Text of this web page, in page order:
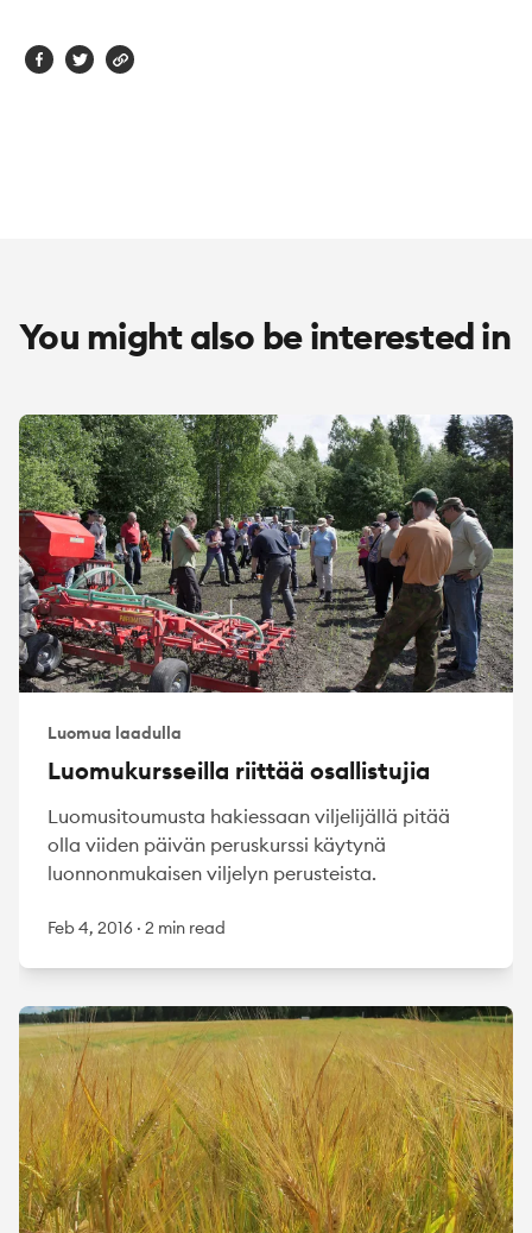
You might also be interested in
Luomua laadulla
Luomukursseilla riittää osallistujia
Luomusitoumusta hakiessaan viljelijällä pitää
olla viiden päivän peruskurssi käytynä
luonnonmukaisen viljelyn perusteista.
Feb 4, 2016 · 2 min read